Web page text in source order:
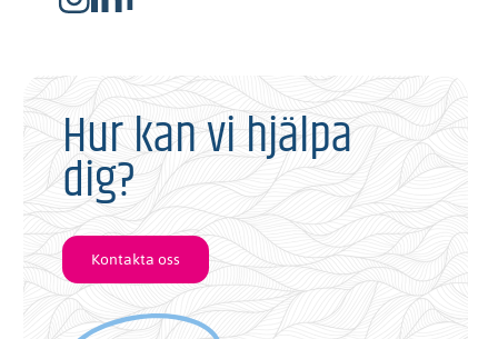
Hur kan vi hjälpa
dig?
Kontakta oss